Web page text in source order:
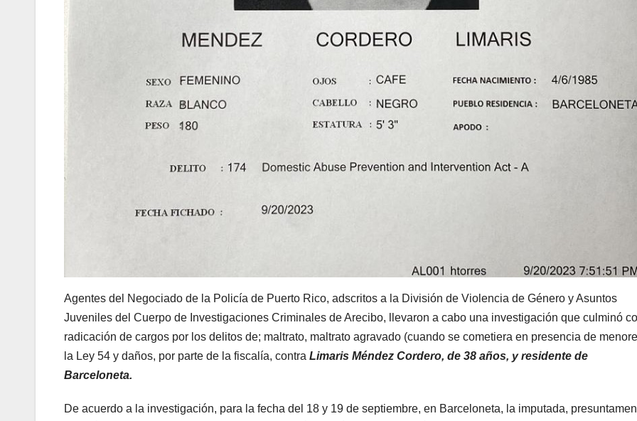
Agentes del Negociado de la Policía de Puerto Rico, adscritos a la División de Violencia de Género y Asuntos
Juveniles del Cuerpo de Investigaciones Criminales de Arecibo, llevaron a cabo una investigación que culminó
radicación de cargos por los delitos de; maltrato, maltrato agravado (cuando se cometiera en presencia de
la Ley 54 y daños, por parte de la fiscalía, contra Limaris Méndez Cordero, de 38 años, y residente de
Barceloneta.
De acuerdo a la investigación, para la fecha del 18 y 19 de septiembre, en Barceloneta, la imputada,